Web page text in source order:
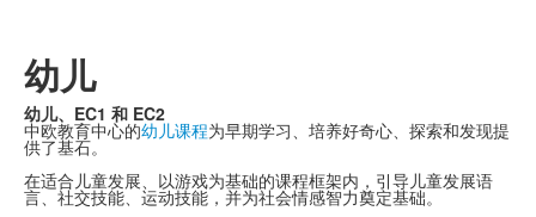
幼儿
幼儿、EC1 和 EC2
中欧教育中心的幼儿课程为早期学习、培养好奇心、探索和发现提
供了基石。
在适合儿童发展、以游戏为基础的课程框架内，引导儿童发展语
言、社交技能、运动技能，并为社会情感智力奠定基础。